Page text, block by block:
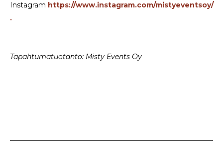
Instagram https://www.instagram.com/mistyeventsoy/
.
Tapahtumatuotanto: Misty Events Oy